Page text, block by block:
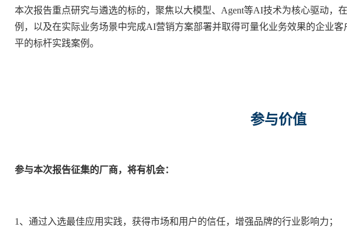
本次报告重点研究与遴选的标的，聚焦以大模型、Agent等AI技术为核心驱动，
例，以及在实际业务场景中完成AI营销方案部署并取得可量化业务效果的企业
平的标杆实践案例。
参与价值
参与本次报告征集的厂商，将有机会：
1、通过入选最佳应用实践，获得市场和用户的信任，增强品牌的行业影响力；